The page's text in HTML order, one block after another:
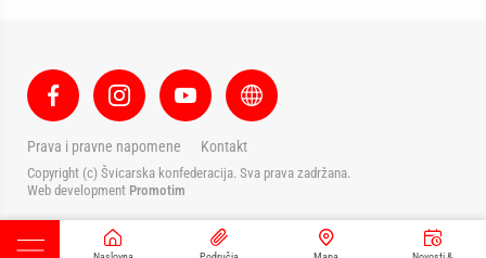
Prava i pravne napomene Kontakt
Copyright (c) Švicarska konfederacija. Sva prava zadržana.
Web development Promotim